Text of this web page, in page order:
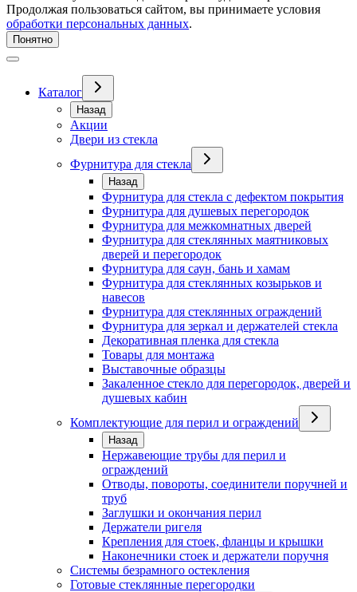
Продолжая пользоваться сайтом, вы принимаете условия
обработки персональных данных.
Понятно
Каталог
Назад
Акции
Двери из стекла
Фурнитура для стекла
Назад
Фурнитура для стекла с дефектом покрытия
Фурнитура для душевых перегородок
Фурнитура для межкомнатных дверей
Фурнитура для стеклянных маятниковых
дверей и перегородок
Фурнитура для саун, бань и хамам
Фурнитура для стеклянных козырьков и
навесов
Фурнитура для стеклянных ограждений
Фурнитура для зеркал и держателей стекла
Декоративная пленка для стекла
Товары для монтажа
Выставочные образцы
Закаленное стекло для перегородок, дверей и
душевых кабин
Комплектующие для перил и ограждений
Назад
Нержавеющие трубы для перил и
ограждений
Отводы, повороты, соединители поручней и
труб
Заглушки и окончания перил
Держатели ригеля
Крепления для стоек, фланцы и крышки
Наконечники стоек и держатели поручня
Системы безрамного остекления
Готовые стеклянные перегородки